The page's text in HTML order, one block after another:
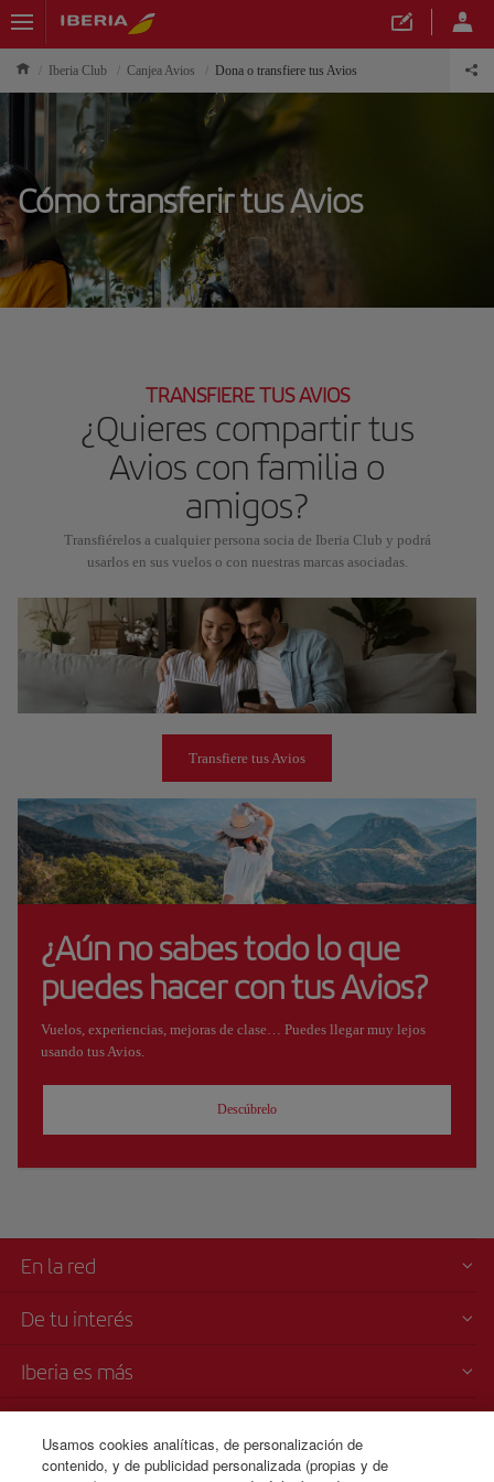
Iberia Club Canjea Avios Dona o transfiere tus Avios
Cómo transferir tus Avios
TRANSFIERE TUS AVIOS
¿Quieres compartir tus
Avios con familia o
amigos?
Transfiérelos a cualquier persona socia de Iberia Club y podrá
usarlos en sus vuelos o con nuestras marcas asociadas.
Transfiere tus Avios
¿Aún no sabes todo lo que
puedes hacer con tus Avios?
Vuelos, experiencias, mejoras de clase… Puedes llegar muy lejos
usando tus Avios.
Descúbrelo
En la red
De tu interés
Iberia es más
Usamos cookies analíticas, de personalización de
contenido, y de publicidad personalizada (propias y de